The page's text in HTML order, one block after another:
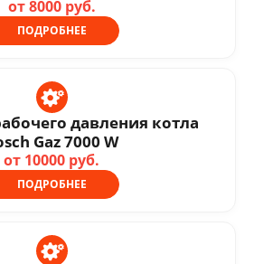
от 8000 руб.
ПОДРОБНЕЕ
давления котла
Gaz 7000 W
от 10000 руб.
ПОДРОБНЕЕ